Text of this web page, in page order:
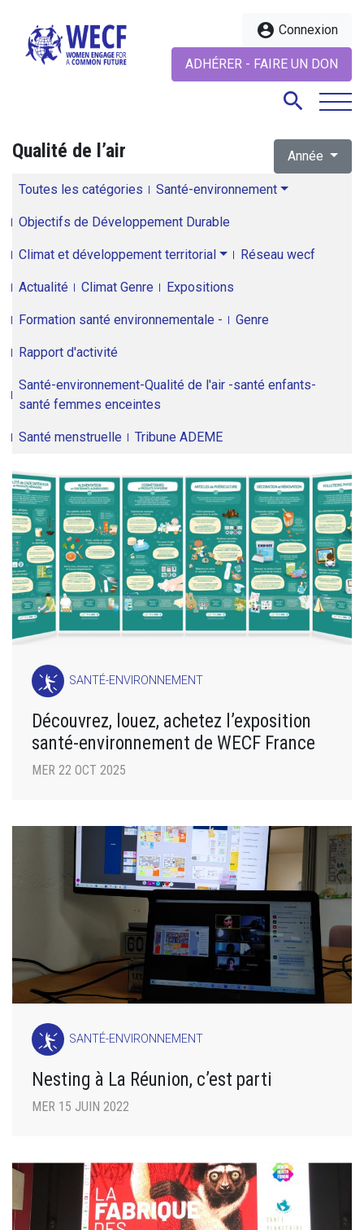
account_circle Connexion
ADHÉRER - FAIRE UN DON
search
Qualité de l’air Année
Toutes les catégories Santé-environnement
Objectifs de Développement Durable
Climat et développement territorial Réseau wecf
Actualité Climat Genre Expositions
Formation santé environnementale - Genre
Rapport d'activité
Santé-environnement-Qualité de l'air -santé enfants-
santé femmes enceintes
Santé menstruelle Tribune ADEME
SANTÉ-ENVIRONNEMENT
Découvrez, louez, achetez l’exposition
santé-environnement de WECF France
MER 22 OCT 2025
SANTÉ-ENVIRONNEMENT
Nesting à La Réunion, c’est parti
MER 15 JUIN 2022